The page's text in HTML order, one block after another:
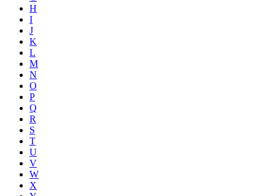
H
I
J
K
L
M
N
O
P
Q
R
S
T
U
V
W
X